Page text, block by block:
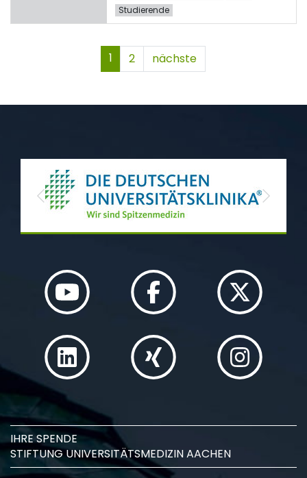
Studierende
1 2 nächste
Previous Next
IHRE SPENDE
STIFTUNG UNIVERSITÄTSMEDIZIN AACHEN